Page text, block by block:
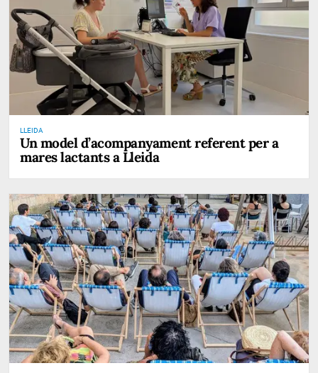
LLEIDA
Un model d’acompanyament referent per a
mares lactants a Lleida